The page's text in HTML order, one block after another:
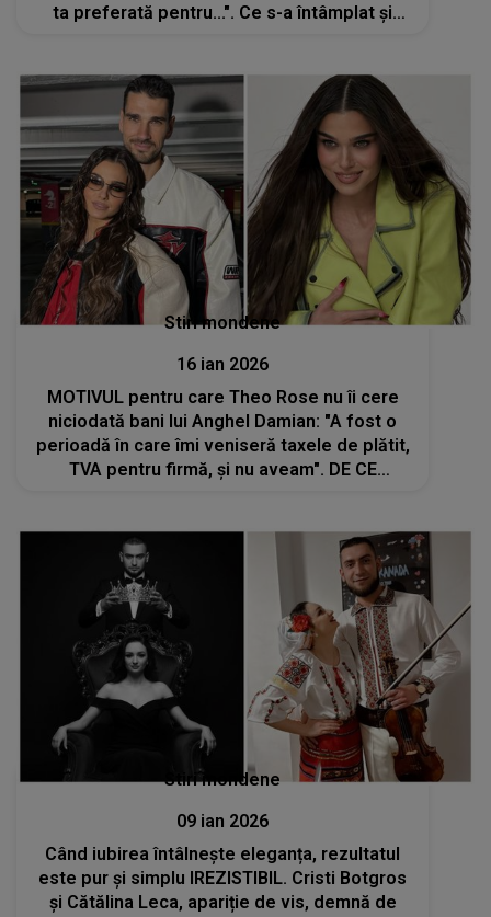
ta preferată pentru...". Ce s-a întâmplat și
Stiri mondene
16 ian 2026
MOTIVUL pentru care Theo Rose nu îi cere
niciodată bani lui Anghel Damian: "A fost o
perioadă în care îmi veniseră taxele de plătit,
TVA pentru firmă, și nu aveam". DE CE
Stiri mondene
09 ian 2026
Când iubirea întâlnește eleganța, rezultatul
este pur și simplu IREZISTIBIL. Cristi Botgros
și Cătălina Leca, apariție de vis, demnă de